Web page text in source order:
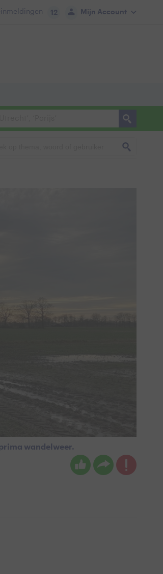
Mijn Account
12
wandelweer.